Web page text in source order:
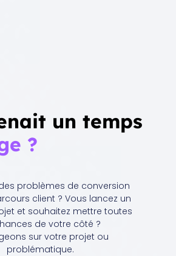
un temps
?
problèmes de conversion
client ? Vous lancez un
et souhaitez mettre toutes
de votre côté ?
sur votre projet ou
problématique.